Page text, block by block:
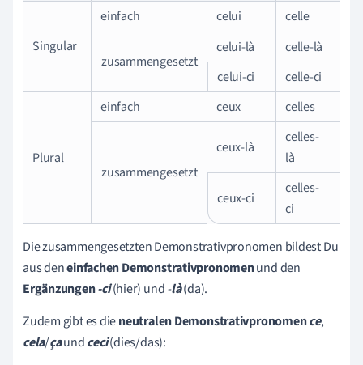
Singular
einfach celui celle
zusammengesetzt
celui-là celle-là
celui-ci
celle-ci
Plural
einfach ceux celles
zusammengesetzt
ceux-là
celles-
là
ceux-ci
celles-
ci
Die zusammengesetzten Demonstrativpronomen bildest Du
aus deneinfachen Demonstrativpronomenund den
Ergänzungen-ci(hier) und-là(da).
Zudem gibt es dieneutralenDemonstrativpronomence,
cela/çaundceci(dies/das):